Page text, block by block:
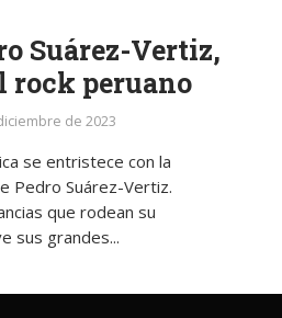
Suárez-Vertiz,
rock peruano
de 2023
se entristece con la
Pedro Suárez-Vertiz.
que rodean su
sus grandes...